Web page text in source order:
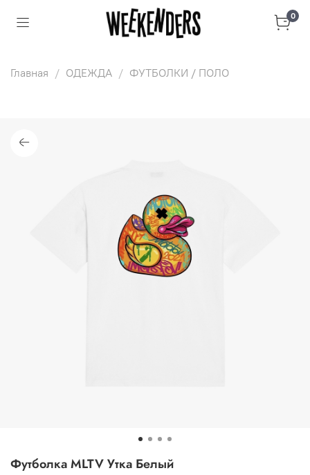
0
Главная ОДЕЖДА ФУТБОЛКИ / ПОЛО
Футболка MLTV Утка Белый